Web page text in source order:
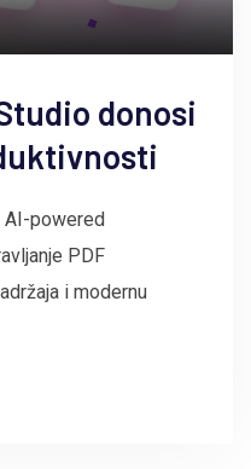
donosi
AI-powered
PDF
i modernu